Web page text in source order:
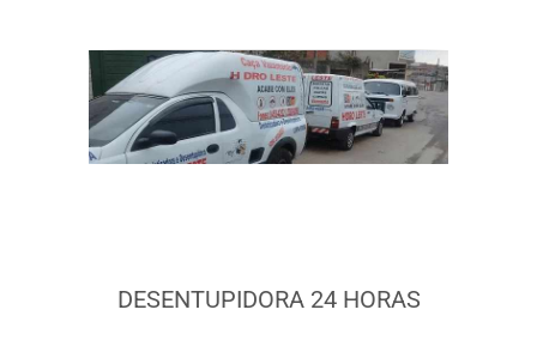
DESENTUPIDORA 24 HORAS